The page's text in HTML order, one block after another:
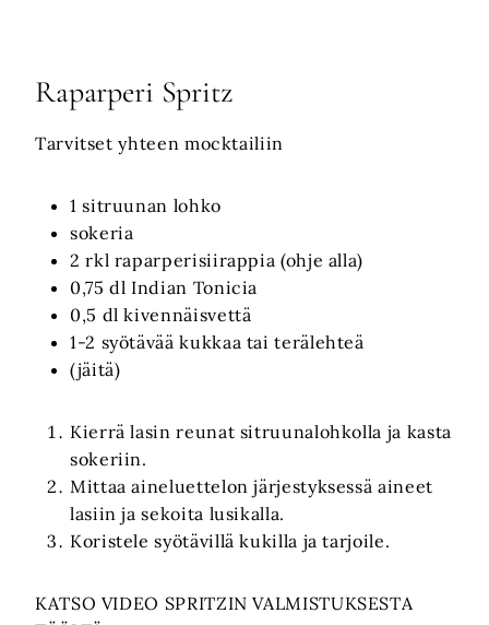
Raparperi Spritz
Tarvitset yhteen mocktailiin
1 sitruunan lohko
sokeria
2 rkl raparperisiirappia (ohje alla)
0,75 dl Indian Tonicia
0,5 dl kivennäisvettä
1-2 syötävää kukkaa tai terälehteä
(jäitä)
Kierrä lasin reunat sitruunalohkolla ja kasta
sokeriin.
Mittaa aineluettelon järjestyksessä aineet
lasiin ja sekoita lusikalla.
Koristele syötävillä kukilla ja tarjoile.
KATSO VIDEO SPRITZIN VALMISTUKSESTA